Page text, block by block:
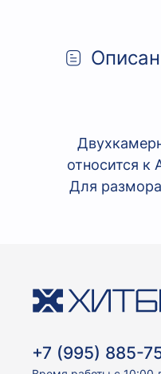
относится
Для
+7 (995) 885-